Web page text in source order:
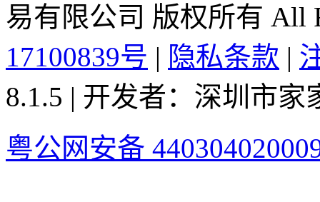
易有限公司 版权所有 All
17100839号 | 隐私条款 |
8.1.5 | 开发者：深圳市
粤公网安备